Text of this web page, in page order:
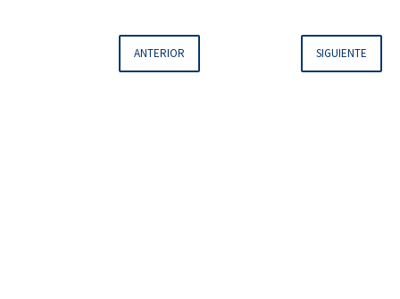
ANTERIOR SIGUIENTE